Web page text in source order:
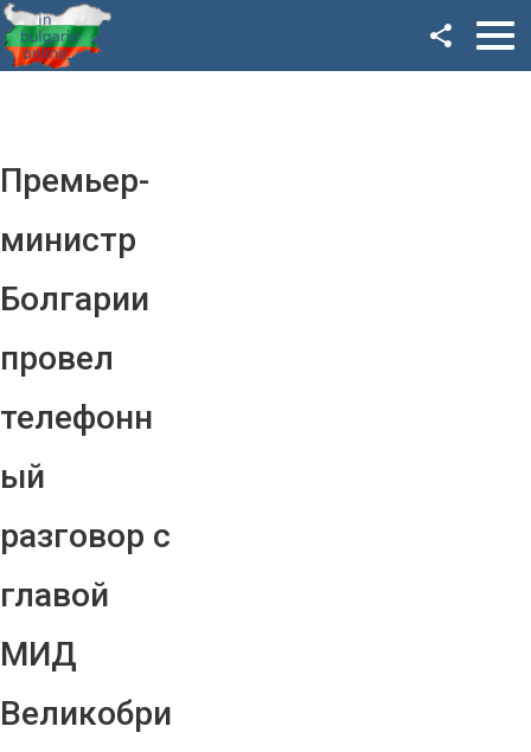
Премьер-
министр
Болгарии
провел
телефонн
ый
разговор с
главой
МИД
Великобри